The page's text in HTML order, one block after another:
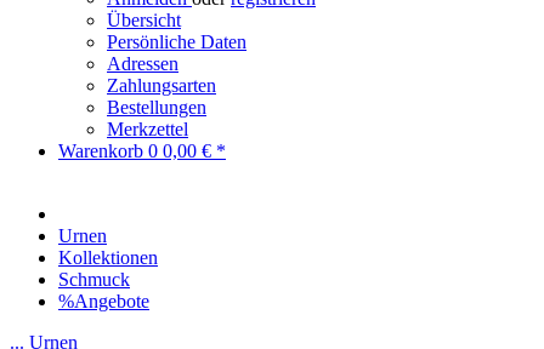
Übersicht
Persönliche Daten
Adressen
Zahlungsarten
Bestellungen
Merkzettel
Warenkorb 0 0,00 € *
Urnen
Kollektionen
Schmuck
%Angebote
... Urnen